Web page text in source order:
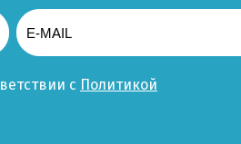
с Политикой